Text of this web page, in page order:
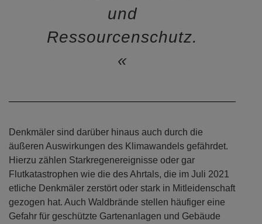
und
Ressourcenschutz.
Denkmäler sind darüber hinaus auch durch die
äußeren Auswirkungen des Klimawandels gefährdet.
Hierzu zählen Starkregenereignisse oder gar
Flutkatastrophen wie die des Ahrtals, die im Juli 2021
etliche Denkmäler zerstört oder stark in Mitleidenschaft
gezogen hat. Auch Waldbrände stellen häufiger eine
Gefahr für geschützte Gartenanlagen und Gebäude